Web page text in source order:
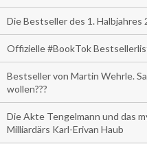
Die Bestseller des 1. Halbjahres
Offizielle #BookTok
Bestseller von Martin Wehrle.
wollen???
Die Akte Tengelmann und das
Milliardärs Karl-Erivan Haub